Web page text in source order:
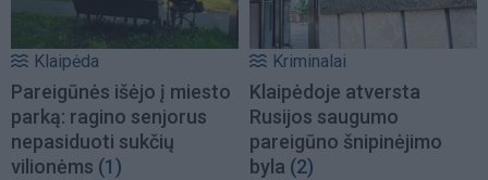
Klaipėda
Pareigūnės išėjo į miesto
parką: ragino senjorus
nepasiduoti sukčių
vilionėms (1)
Kriminalai
Klaipėdoje atversta
Rusijos saugumo
pareigūno šnipinėjimo
byla (2)